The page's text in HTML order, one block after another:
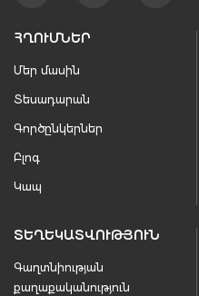
ՀՂՈՒՄՆԵՐ
Մեր մասին
Տեսադարան
Գործընկերներ
Բլոգ
Կապ
ՏԵՂԵԿԱՏՎՈՒԹՅՈՒՆ
Գաղտնիության
քաղաքականություն